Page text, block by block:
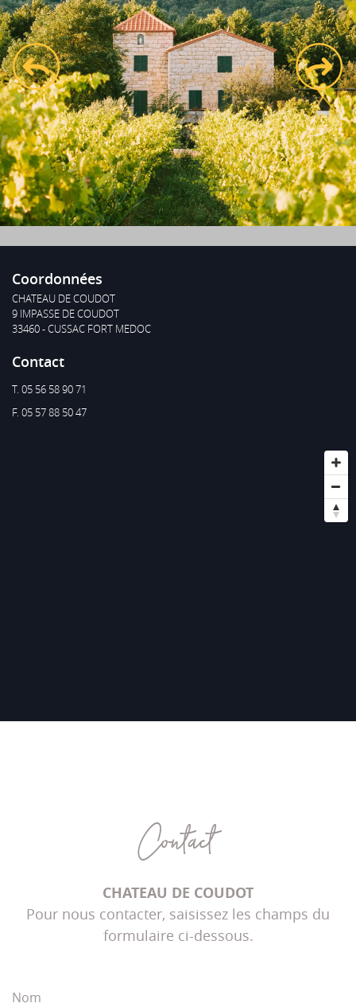
prev next
Voir le site
Coordonnées
CHATEAU DE COUDOT
9 IMPASSE DE COUDOT
33460 - CUSSAC FORT MEDOC
Contact
T. 05 56 58 90 71
F. 05 57 88 50 47
Contact
CHATEAU DE COUDOT
Pour nous contacter, saisissez les champs du
formulaire ci-dessous.
Nom